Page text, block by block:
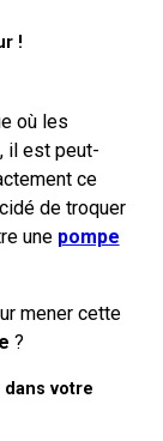
!
où les
il est peut-
ce
de troquer
une pompe
mener cette
?
votre